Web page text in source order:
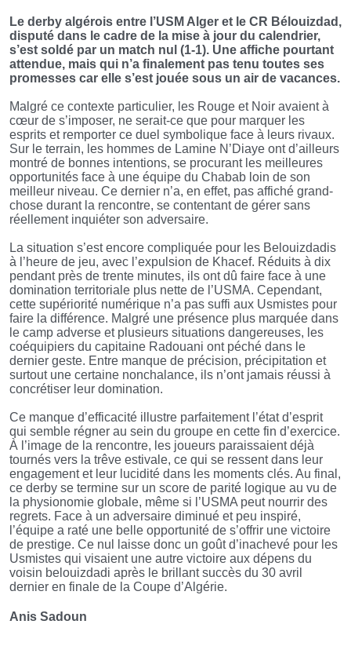
Le derby algérois entre l’USM Alger et le CR Bélouizdad,
disputé dans le cadre de la mise à jour du calendrier,
s’est soldé par un match nul (1-1). Une affiche pourtant
attendue, mais qui n’a finalement pas tenu toutes ses
promesses car elle s’est jouée sous un air de vacances.
Malgré ce contexte particulier, les Rouge et Noir avaient à
cœur de s’imposer, ne serait-ce que pour marquer les
esprits et remporter ce duel symbolique face à leurs rivaux.
Sur le terrain, les hommes de Lamine N’Diaye ont d’ailleurs
montré de bonnes intentions, se procurant les meilleures
opportunités face à une équipe du Chabab loin de son
meilleur niveau. Ce dernier n’a, en effet, pas affiché grand-
chose durant la rencontre, se contentant de gérer sans
réellement inquiéter son adversaire.
La situation s’est encore compliquée pour les Belouizdadis
à l’heure de jeu, avec l’expulsion de Khacef. Réduits à dix
pendant près de trente minutes, ils ont dû faire face à une
domination territoriale plus nette de l’USMA. Cependant,
cette supériorité numérique n’a pas suffi aux Usmistes pour
faire la différence. Malgré une présence plus marquée dans
le camp adverse et plusieurs situations dangereuses, les
coéquipiers du capitaine Radouani ont péché dans le
dernier geste. Entre manque de précision, précipitation et
surtout une certaine nonchalance, ils n’ont jamais réussi à
concrétiser leur domination.
Ce manque d’efficacité illustre parfaitement l’état d’esprit
qui semble régner au sein du groupe en cette fin d’exercice.
À l’image de la rencontre, les joueurs paraissaient déjà
tournés vers la trêve estivale, ce qui se ressent dans leur
engagement et leur lucidité dans les moments clés. Au final,
ce derby se termine sur un score de parité logique au vu de
la physionomie globale, même si l’USMA peut nourrir des
regrets. Face à un adversaire diminué et peu inspiré,
l’équipe a raté une belle opportunité de s’offrir une victoire
de prestige. Ce nul laisse donc un goût d’inachevé pour les
Usmistes qui visaient une autre victoire aux dépens du
voisin belouizdadi après le brillant succès du 30 avril
dernier en finale de la Coupe d’Algérie.
Anis Sadoun